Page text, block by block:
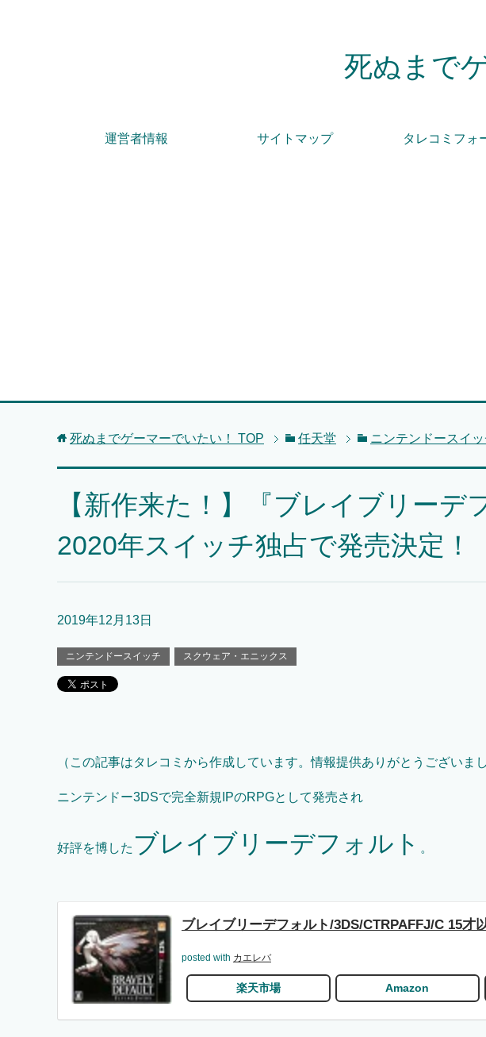
死ぬまで
運営者情報 サイトマップ タレコミフォ
死ぬまでゲーマーでいたい！ TOP 任天堂 ニンテンドースイッ
【新作来た！】『ブレイブリーデ
2020年スイッチ独占で発売決定！
2019年12月13日
ニンテンドースイッチ スクウェア・エニックス
（この記事はタレコミから作成しています。情報提供ありがとうございまし
ニンテンドー3DSで完全新規IPのRPGとして発売され
好評を博した ブレイブリーデフォルト 。
ブレイブリーデフォルト/3DS/CTRPAFFJ/C 15才
posted with カエレバ
楽天市場 Amazon